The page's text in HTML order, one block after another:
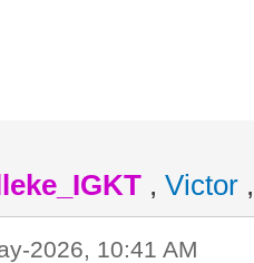
, Victor
2026, 10:41 AM